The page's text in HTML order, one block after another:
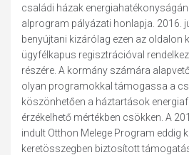
családi házak
alprogram pályázati honlapja. 2016.
benyújtani kizárólag ezen az oldalon
ügyfélkapus regisztrációval
részére. A kormány számára
olyan programokkal támogassa a
köszönhetően a háztartások
érzékelhető mértékben csökken. A
indult Otthon Melege Program eddig
keretösszegben biztosított